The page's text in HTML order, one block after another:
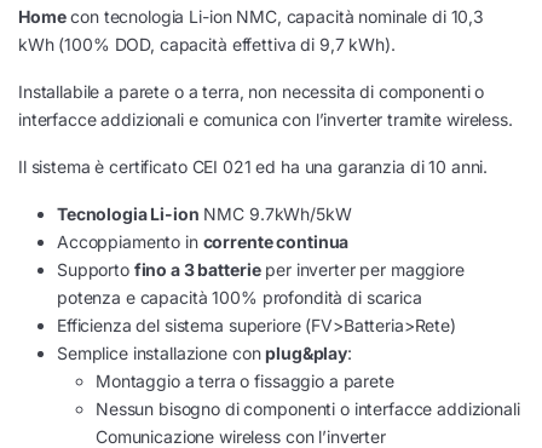
Homecon tecnologia Li-ion NMC, capacità nominale di 10,3
kWh (100% DOD, capacità effettiva di 9,7 kWh).
Installabile a parete o a terra, non necessita di componenti o
interfacce addizionali e comunica con l’inverter tramite wireless.
Il sistema è certificato CEI 021 ed ha una garanzia di 10 anni.
Tecnologia Li-ion NMC 9.7kWh/5kW
Accoppiamento in corrente continua
Supporto fino a 3 batterieper inverter per maggiore
potenza e capacità 100% profondità di scarica
Efficienza del sistema superiore (FV>Batteria>Rete)
Semplice installazione conplug&play:
Montaggio a terra o fissaggio a parete
Nessun bisogno di componenti o interfacce addizionali
Comunicazione wireless con l’inverter